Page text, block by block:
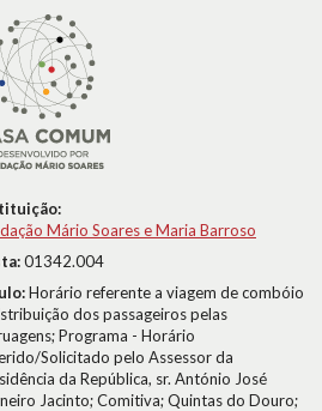
Mário Soares e Maria Barroso
01342.004
Horário referente a viagem de combóio
dos passageiros pelas
Programa - Horário
Solicitado pelo Assessor da
da República, sr. António José
Jacinto; Comitiva; Quintas do Douro;